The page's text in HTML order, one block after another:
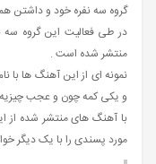
گروه سه نفره خود و داشتن
در طی فعالیت این گروه سه
منتشر شده است .
نمونه ای از این آهنگ ها با
و یکی کمه چون و عجب
با آهنگ های منتشر شده از
مورد پسندی را با یک دیگر